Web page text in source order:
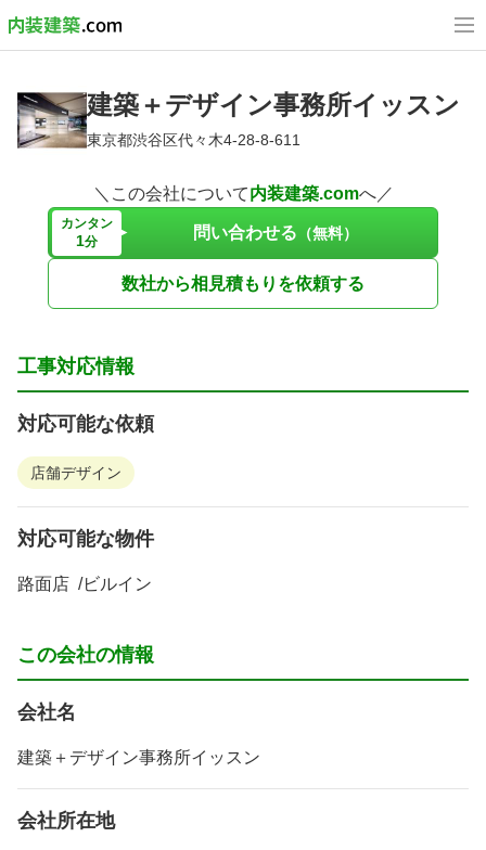
建築＋デザイン事務所イッスン
東京都渋谷区代々木4-28-8-611
＼この会社について内装建築.comへ／
カンタン
1分 問い合わせる （無料）
数社から相見積もりを依頼する
工事対応情報
対応可能な依頼
店舗デザイン
対応可能な物件
路面店 ビルイン
この会社の情報
会社名
建築＋デザイン事務所イッスン
会社所在地